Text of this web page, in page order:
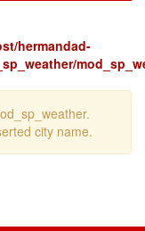
hermandad-
city name.